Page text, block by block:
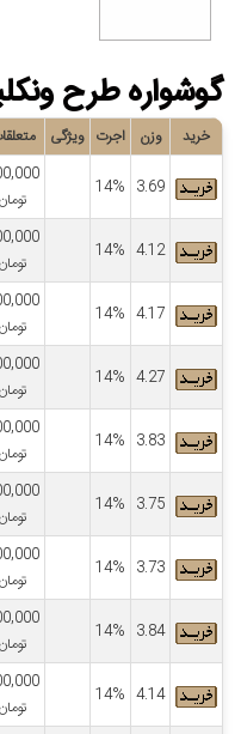
گوشواره طرح
خرید وزن اجرت ویژگی
3.69
14%
تومان
4.12
14%
تومان
4.17
14%
تومان
4.27
14%
تومان
3.83
14%
تومان
3.75
14%
تومان
3.73
14%
تومان
3.84
14%
تومان
4.14
14%
تومان